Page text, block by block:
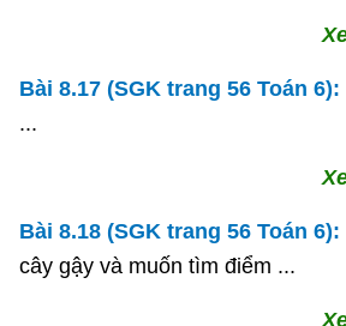
Bài 8.17 (SGK trang 56 Toán 6):
...
Bài 8.18 (SGK trang 56 Toán 6):
cây gậy và muốn tìm điểm ...